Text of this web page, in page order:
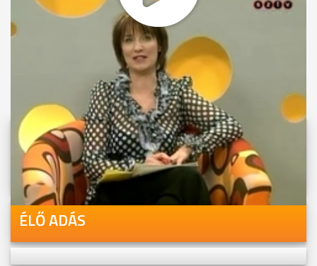
MEGOSZTÁS
Videóink megtekinthetőek
Youtube-csatornánkon is!
ÉLŐ ADÁS